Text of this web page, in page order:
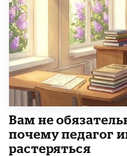
​Вам не
почему педагог
растеряться